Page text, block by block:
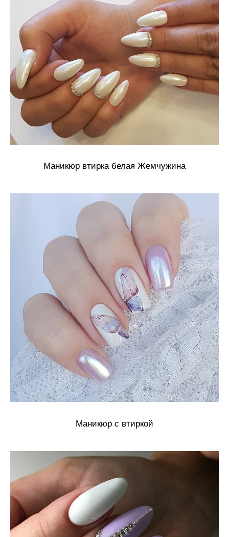
Маникюр втирка белая Жемчужина
Маникюр с втиркой